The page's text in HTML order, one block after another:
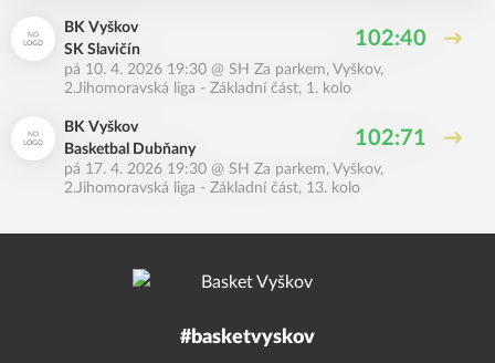
BK Vyškov
SK Slavičín
102:40
pá 10. 4. 2026 19:30 @ SH Za parkem, Vyškov,
2.Jihomoravská liga - Základní část, 1. kolo
BK Vyškov
Basketbal Dubňany
102:71
pá 17. 4. 2026 19:30 @ SH Za parkem, Vyškov,
2.Jihomoravská liga - Základní část, 13. kolo
#basketvyskov